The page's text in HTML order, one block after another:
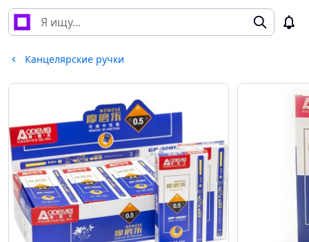
Канцелярские ручки